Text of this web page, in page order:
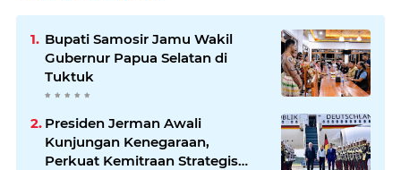
Bupati Samosir Jamu Wakil
Gubernur Papua Selatan di
Tuktuk
Presiden Jerman Awali
Kunjungan Kenegaraan,
Perkuat Kemitraan Strategis